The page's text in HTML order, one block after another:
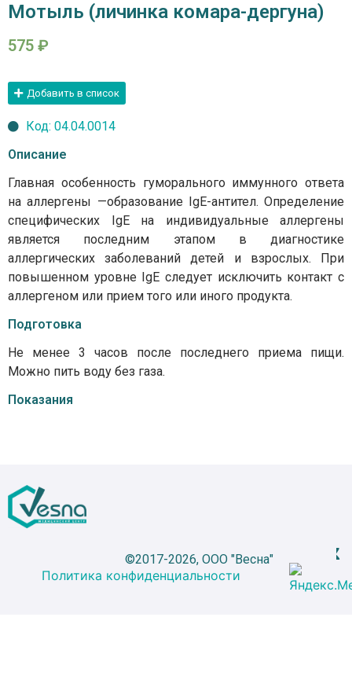
Мотыль (личинка комара-дергуна)
575 ₽
Добавить в список
Код: 04.04.0014
Описание
Главная особенность гуморального иммунного ответа
на аллергены —образование IgE-антител. Определение
специфических IgE на индивидуальные аллергены
является последним этапом в диагностике
аллергических заболеваний детей и взрослых. При
повышенном уровне IgE следует исключить контакт с
аллергеном или прием того или иного продукта.
Подготовка
Не менее 3 часов после последнего приема пищи.
Можно пить воду без газа.
Показания
©2017-2026, ООО "Весна"
Политика конфиденциальности